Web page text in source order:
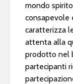
mondo
consapevole
caratterizza
attenta alla
prodotto nel
partecipanti